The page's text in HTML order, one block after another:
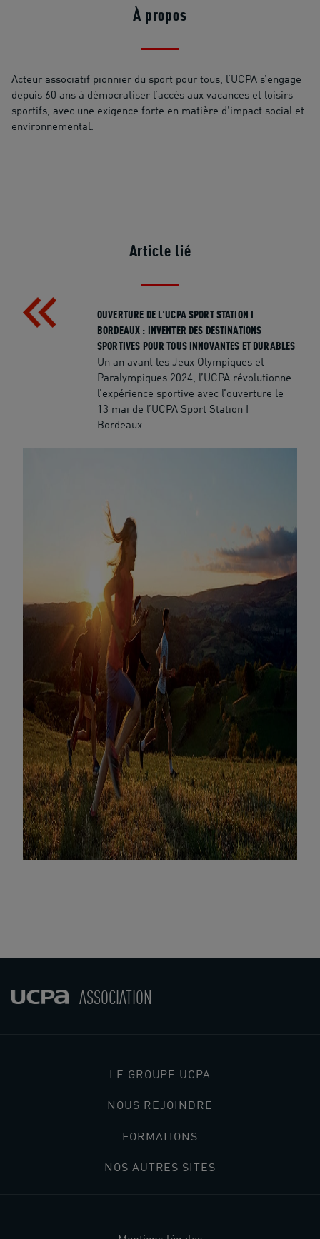
À propos
Acteur associatif pionnier du sport pour tous, l’UCPA s’engage
depuis 60 ans à démocratiser l’accès aux vacances et loisirs
sportifs, avec une exigence forte en matière d’impact social et
environnemental.
Article lié
OUVERTURE DE L'UCPA SPORT STATION I
BORDEAUX : INVENTER DES DESTINATIONS
SPORTIVES POUR TOUS INNOVANTES ET DURABLES
Un an avant les Jeux Olympiques et
Paralympiques 2024, l’UCPA révolutionne
l’expérience sportive avec l’ouverture le
13 mai de l’UCPA Sport Station I
Bordeaux.
ASSOCIATION
LE GROUPE UCPA
NOUS REJOINDRE
FORMATIONS
NOS AUTRES SITES